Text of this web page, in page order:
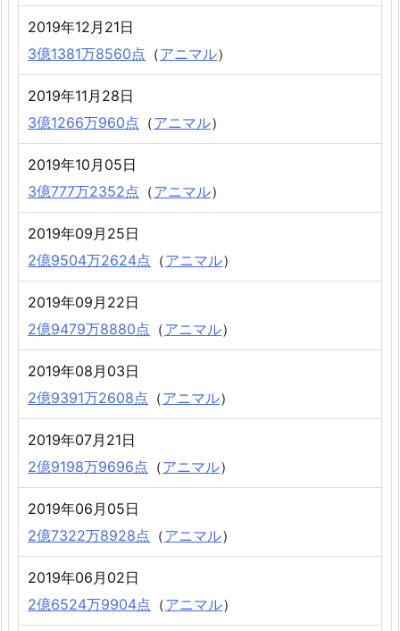
2019年12月21日
3億1381万8560点 （アニマル）
2019年11月28日
3億1266万960点 （アニマル）
2019年10月05日
3億777万2352点 （アニマル）
2019年09月25日
2億9504万2624点 （アニマル）
2019年09月22日
2億9479万8880点 （アニマル）
2019年08月03日
2億9391万2608点 （アニマル）
2019年07月21日
2億9198万9696点 （アニマル）
2019年06月05日
2億7322万8928点 （アニマル）
2019年06月02日
2億6524万9904点 （アニマル）